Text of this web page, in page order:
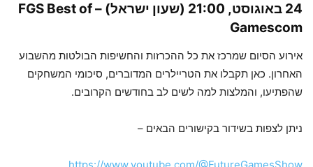
24 באוגוסט, 21:00 (שעון ישראל) –
FGS Best of
Gamescom
אירוע הסיום שמרכז את כל ההכרזות והחשיפות הבולטות מהשבוע
האחרון. כאן תקבלו את הטריילרים המדוברים, סיכומי המשחקים
שהפתיעו, והמלצות למה לשים לב בחודשים הקרובים.
ניתן לצפות בשידור בקישורים הבאים –